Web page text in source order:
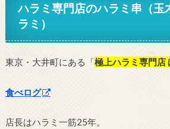
ハラミ専門店のハラミ串（玉
ラミ）
東京・大井町にある「極上ハラミ専門店
食べログ
店長はハラミ一筋25年。